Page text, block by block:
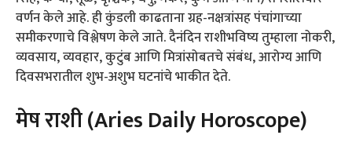
वर्णन केले आहे. ही कुंडली काढताना ग्रह-नक्षत्रांसह पंचांगाच्या
समीकरणाचे विश्लेषण केले जाते. दैनंदिन राशीभविष्य तुम्हाला नोकरी,
व्यवसाय, व्यवहार, कुटुंब आणि मित्रांसोबतचे संबंध, आरोग्य आणि
दिवसभरातील शुभ-अशुभ घटनांचे भाकीत देते.
मेष राशी (Aries Daily Horoscope)